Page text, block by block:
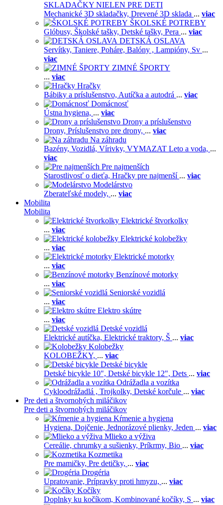
SKLADAČKY NIELEN PRE DETI
Mechanické 3D skladačky, Drevené 3D sklada ... viac
ŠKOLSKÉ POTREBY
Glóbusy, Školské tašky, Detské tašky, Pera ... viac
DETSKÁ OSLAVA
Servítky, Taniere, Poháre, Balóny , Lampióny, Sv ...
viac
ZIMNÉ ŠPORTY
... viac
Hračky
Bábiky a príslušenstvo, Autíčka a autodrá ... viac
Domácnosť
Ústna hygiena, ... viac
Drony a príslušenstvo
Drony, Príslušenstvo pre drony, ... viac
Na záhradu
Bazény, Vozidlá, Vírivky, VYMAZAT Leto a voda, ...
viac
Pre najmenších
Starostlivosť o dieťa, Hračky pre najmenší ... viac
Modelárstvo
Zberateľské modely, ... viac
Mobilita
Mobilita
Elektrické štvorkolky
... viac
Elektrické kolobežky
... viac
Elektrické motorky
... viac
Benzínové motorky
... viac
Seniorské vozidlá
... viac
Elektro skútre
... viac
Detské vozidlá
Elektrické autíčka, Elektrické traktory, Š ... viac
Kolobežky
KOLOBEŽKY, ... viac
Detské bicykle
Detské bicykle 10", Detské bicykle 12", Dets ... viac
Odrážadla a vozítka
Cykloodrážadlá , Trojkolky, Detské korčule ... viac
Pre deti a štvornohých miláčikov
Pre deti a štvornohých miláčikov
Kŕmenie a hygiena
Hygiena, Dojčenie, Jednorázové plienky, Jeden ... viac
Mlieko a výživa
Cereálie, chrumky a sušienky, Príkrmy, Bio ... viac
Kozmetika
Pre mamičky, Pre detičky, ... viac
Drogéria
Upratovanie, Prípravky proti hmyzu, ... viac
Kočíky
Doplnky ku kočíkom, Kombinované kočíky, S ... viac